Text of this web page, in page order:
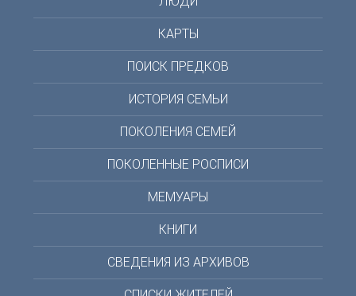
КАРТЫ
ПОИСК ПРЕДКОВ
ИСТОРИЯ СЕМЬИ
ПОКОЛЕНИЯ СЕМЕЙ
ПОКОЛЕННЫЕ РОСПИСИ
МЕМУАРЫ
КНИГИ
СВЕДЕНИЯ ИЗ АРХИВОВ